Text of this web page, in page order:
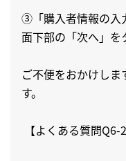
③「購入者情報の入
面下部の「次へ」を
ご不便をおかけし
す。
【よくある質問Q6-